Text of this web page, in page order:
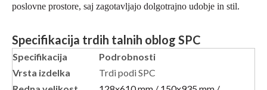
poslovne prostore, saj zagotavljajo dolgotrajno udobje in stil.
Specifikacija trdih talnih oblog SPC
Specifikacija
Podrobnosti
Vrsta izdelka
Trdi podi SPC